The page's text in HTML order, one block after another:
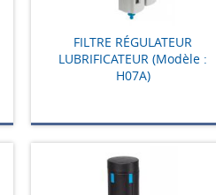
FILTRE RÉGULATEUR
LUBRIFICATEUR (Modèle :
H07A)